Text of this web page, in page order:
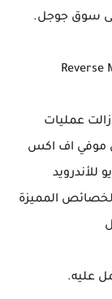
على سوق جوجل.
ومازالت عمليات
موفي اف اكس
المميزة
عليه.